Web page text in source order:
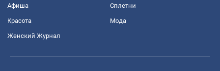
Афиша Сплетни
Красота Мода
Женский Журнал